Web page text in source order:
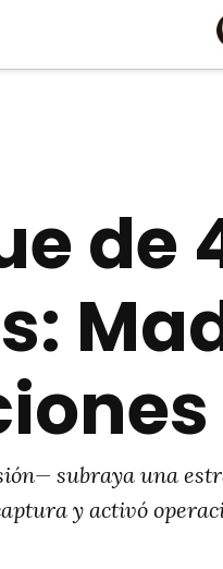
de
subraya una
y activó